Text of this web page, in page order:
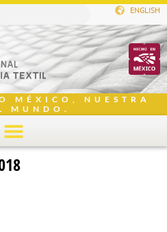
ENGLISH
MÉXICO, NUESTRA
MUNDO.